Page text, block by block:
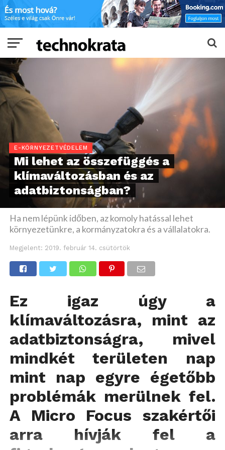
E-KÖRNYEZETVÉDELEM
Mi lehet az összefüggés a
klímaváltozásban és az
adatbiztonságban?
Ha nem lépünk időben, az komoly hatással lehet
környezetünkre, a kormányzatokra és a vállalatokra.
Megjelent: 2019. február 14. csütörtök
Ez igaz úgy a
klímaváltozásra, mint az
adatbiztonságra, mivel
mindkét területen nap
mint nap egyre égetőbb
problémák merülnek fel.
A Micro Focus szakértői
arra hívják fel a